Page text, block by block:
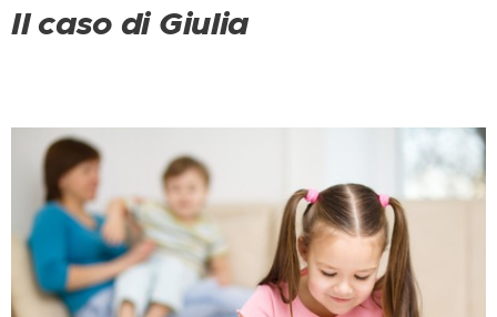
Il caso di Giulia